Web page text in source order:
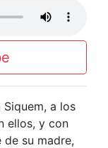
a los
ellos, y con
su madre,